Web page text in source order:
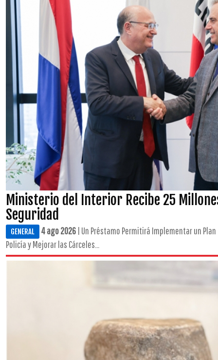
Ministerio del Interior Recibe 25
Seguridad
GENERAL 4 ago 2026 | Un Préstamo Permitirá Implementar un
Policía y Mejorar las Cárceles...